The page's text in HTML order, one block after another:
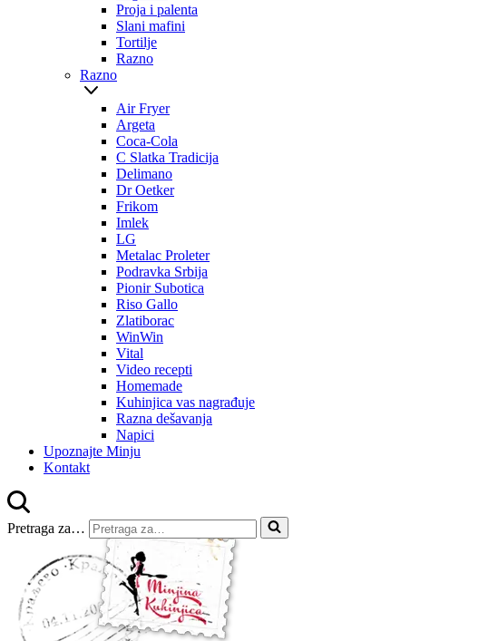
Proja i palenta
Slani mafini
Tortilje
Razno
Razno
Air Fryer
Argeta
Coca-Cola
C Slatka Tradicija
Delimano
Dr Oetker
Frikom
Imlek
LG
Metalac Proleter
Podravka Srbija
Pionir Subotica
Riso Gallo
Zlatiborac
WinWin
Vital
Video recepti
Homemade
Kuhinjica vas nagrađuje
Razna dešavanja
Napici
Upoznajte Minju
Kontakt
Pretraga za…